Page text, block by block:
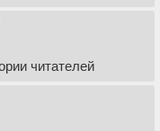
читателей